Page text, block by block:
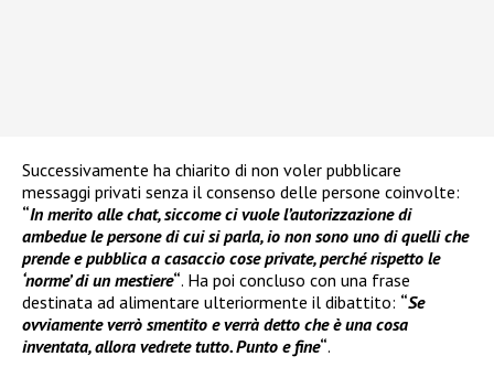
Successivamente ha chiarito di non voler pubblicare
messaggi privati senza il consenso delle persone coinvolte:
“In merito alle chat, siccome ci vuole l’autorizzazione di
ambedue le persone di cui si parla, io non sono uno di quelli che
prende e pubblica a casaccio cose private, perché rispetto le
‘norme’ di un mestiere“. Ha poi concluso con una frase
destinata ad alimentare ulteriormente il dibattito: “Se
ovviamente verrò smentito e verrà detto che è una cosa
inventata, allora vedrete tutto. Punto e fine“.